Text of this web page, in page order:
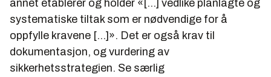
annet etablerer og holder «[...] vedlike planlagte og
systematiske tiltak som er nødvendige for å
oppfylle kravene [...]». Det er også krav til
dokumentasjon, og vurdering av
sikkerhetsstrategien. Se særlig